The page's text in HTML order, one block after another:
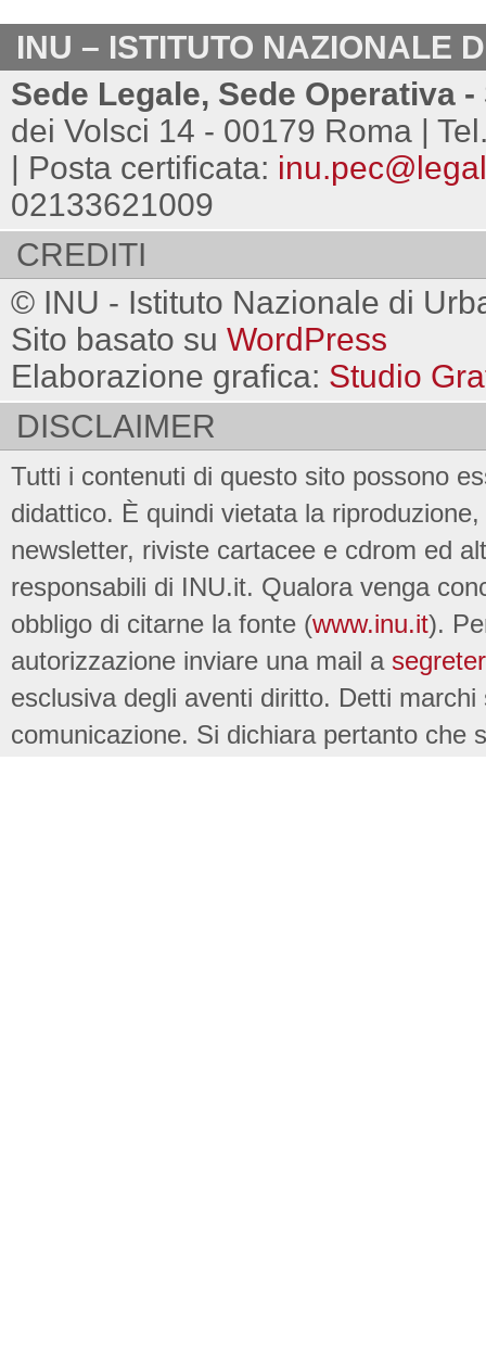
INU – ISTITUTO NAZIONALE
Sede Legale, Sede Operativa
dei Volsci 14 - 00179 Roma |
| Posta certificata:
02133621009
CREDITI
© INU - Istituto Nazionale di
Sito basato su WordPress
Elaborazione grafica: Studio
DISCLAIMER
Tutti i contenuti di questo sito possono
didattico. È quindi vietata la
newsletter, riviste cartacee e cdrom ed
responsabili di INU.it. Qualora venga
obbligo di citarne la fonte (www.inu.it).
autorizzazione inviare una mail a
esclusiva degli aventi diritto. Detti
comunicazione. Si dichiara pertanto che